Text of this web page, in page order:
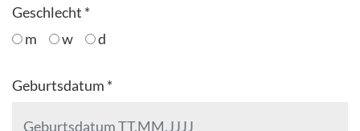
Geschlecht *
m
w d
Geburtsdatum *